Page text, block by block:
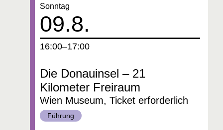
Die Donauinsel – 21
Kilometer Freiraum
Wien Museum, Ticket erforderlich
Kategorie:
Führung
Datum:
09.8.
Sonntag
um
16:00–17:00